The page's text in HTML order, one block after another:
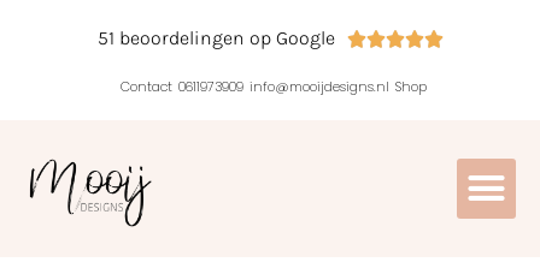
51 beoordelingen op Google 
Contact 0611973909 info@mooijdesigns.nl Shop